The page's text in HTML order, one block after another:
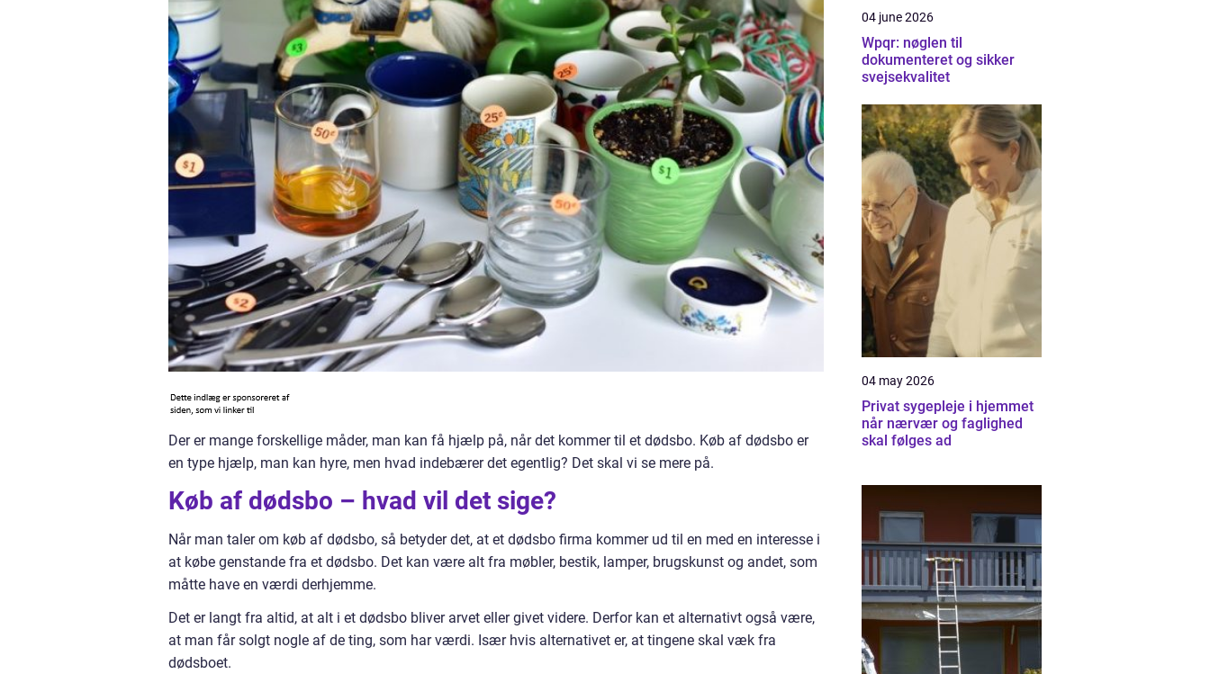
Der er mange forskellige måder, man kan få hjælp på, når det kommer til et dødsbo. Køb af dødsbo er
en type hjælp, man kan hyre, men hvad indebærer det egentlig? Det skal vi se mere på.
Køb af dødsbo – hvad vil det sige?
Når man taler om køb af dødsbo, så betyder det, at et dødsbo firma kommer ud til en med en interesse i
at købe genstande fra et dødsbo. Det kan være alt fra møbler, bestik, lamper, brugskunst og andet, som
måtte have en værdi derhjemme.
Det er langt fra altid, at alt i et dødsbo bliver arvet eller givet videre. Derfor kan et alternativt også være,
at man får solgt nogle af de ting, som har værdi. Især hvis alternativet er, at tingene skal væk fra
dødsboet.
04 june 2026
Wpqr: nøglen til
dokumenteret og sikker
svejsekvalitet
04 may 2026
Privat sygepleje i hjemmet
når nærvær og faglighed
skal følges ad